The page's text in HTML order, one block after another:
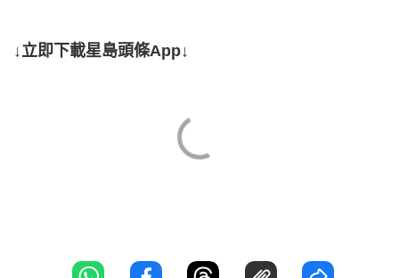
↓立即下載星島頭條App↓